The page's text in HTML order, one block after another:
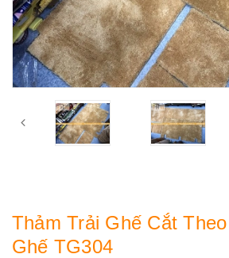
Thảm Trải Ghế Cắt
Ghế TG304